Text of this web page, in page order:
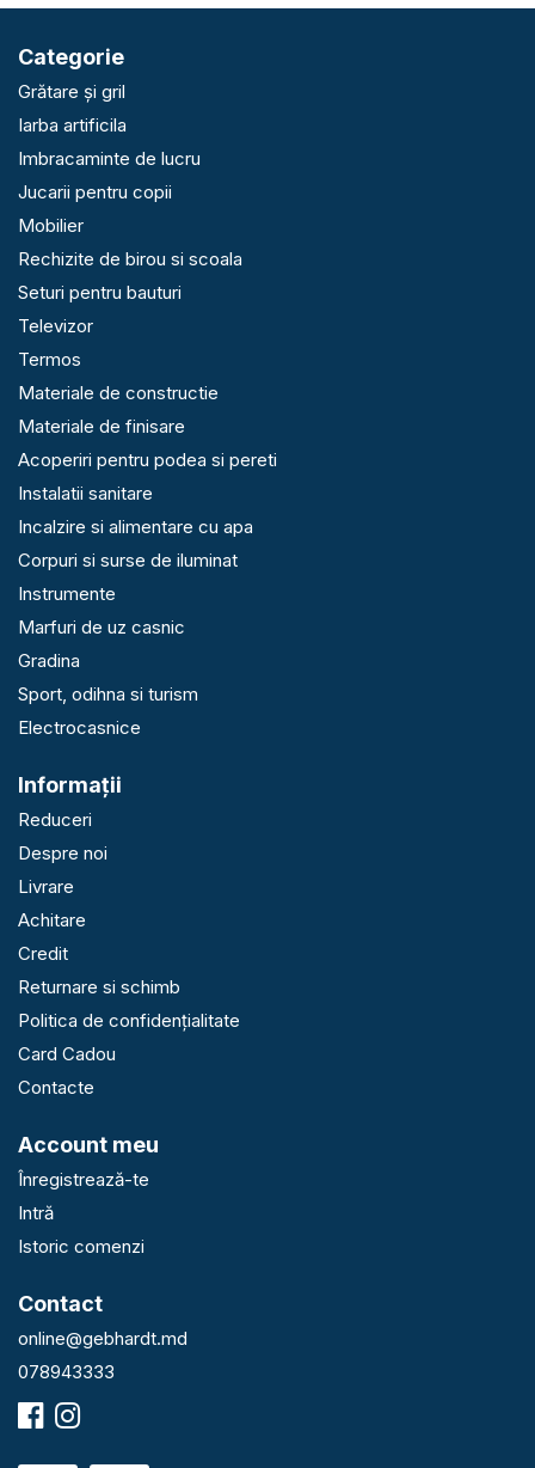
Categorie
Grătare și gril
Iarba artificila
Imbracaminte de lucru
Jucarii pentru copii
Mobilier
Rechizite de birou si scoala
Seturi pentru bauturi
Televizor
Termos
Materiale de constructie
Materiale de finisare
Acoperiri pentru podea si pereti
Instalatii sanitare
Incalzire si alimentare cu apa
Corpuri si surse de iluminat
Instrumente
Marfuri de uz casnic
Gradina
Sport, odihna si turism
Electrocasnice
Informaţii
Reduceri
Despre noi
Livrare
Achitare
Credit
Returnare si schimb
Politica de confidențialitate
Card Cadou
Contacte
Account meu
Înregistrează-te
Intră
Istoric comenzi
Contact
online@gebhardt.md
078943333